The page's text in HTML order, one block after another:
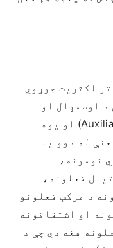
اکثریت جوړوي
اوسمهال او
تېرمهال ریښې یې له مرستیال فعل(Auxiliary) او یوه
له دوو یا
نومونه،
فعلونه،
د مرکب فعلونو
او اشتقاقونه
هغه دي چې د